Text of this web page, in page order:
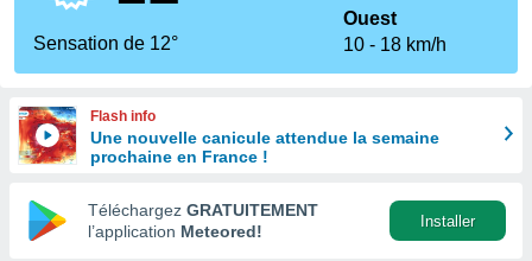
en
Sensation de 12°
Ouest
10
18 km/h
Flash info
Une nouvelle canicule attendue la semaine
prochaine en France !
Téléchargez GRATUITEMENT
l’application Meteored!
Installer